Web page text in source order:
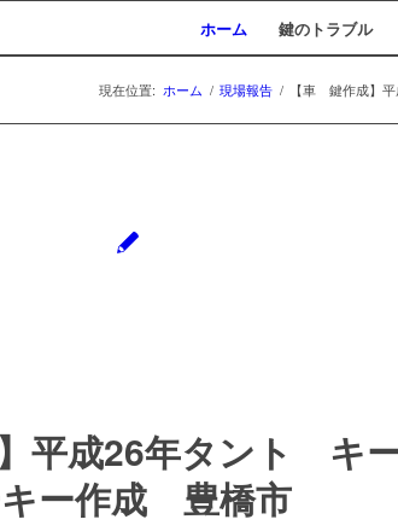
ホーム 鍵のトラブル
現在位置: ホーム / 現場報告 / 【車 鍵作成】
平成26年タント キ
ー作成 豊橋市